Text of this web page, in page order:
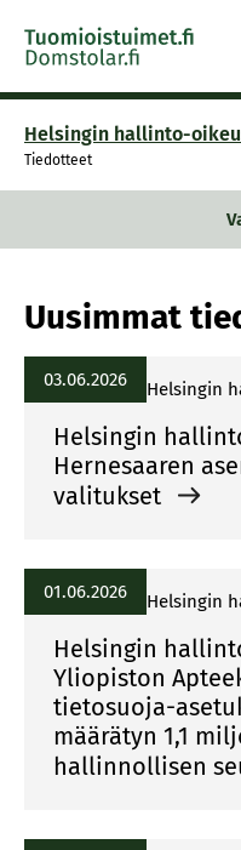
Skip to content -
Helsingin hallinto-
Tiedotteet
Uusimmat
03.06.2026 Helsingin
Helsingin
Hernesaaren
valitukset
01.06.2026 Helsingin
Helsingin
Yliopiston
tietosuoja-
määrätyn 1,1
hallinnollisen